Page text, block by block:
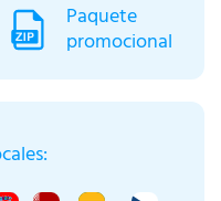
Paquete
promocional